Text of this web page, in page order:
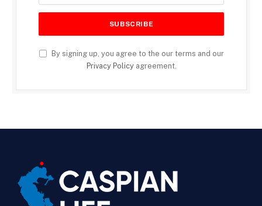
By signing up, you agree to the our terms and our
Privacy Policyagreement.